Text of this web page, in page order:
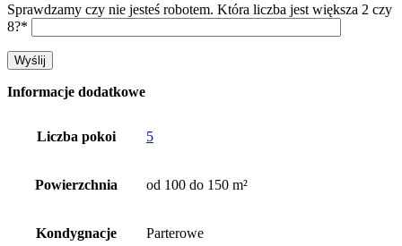
Sprawdzamy czy nie jesteś robotem. Która liczba jest większa 2 czy
8?*
Informacje dodatkowe
Liczba pokoi 5
Powierzchnia od 100 do 150 m²
Kondygnacje Parterowe